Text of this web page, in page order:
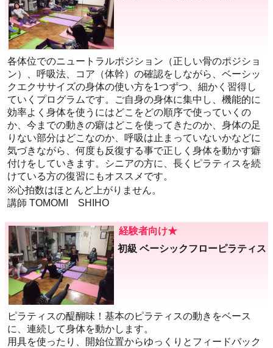
各体位でのニュートラルポジション（正しい骨のポジショ
ン）、呼吸法、コア（体幹）の確認をしながら、ベーシッ
クエクササイズの身体の使い方を1つずつ、細かく習得し
ていくプログラムです。ご自身の身体に集中し、機能的に
効率よく身体を使うにはどこをどの順序で使っていくの
か、今までの動きの癖はどこを使ってきたのか、身体の足
りない部分はどこなのか、呼吸は止まっていないかなどに
気づきながら、何度も反復する事で正しく身体を動かす癖
付けをしていきます。シニアの方に、長くピラティスを続
けている方の復習にもオススメです。
※心拍数はほとんど上がりません。
講師 TOMOMI SHIHO
経験者向け★
初級 ベーシックフローピラティス
ピラティスの醍醐味！基本のピラティスの動きをベース
に、連続して身体を動かします。
用具を使ったり、開始位置からゆっくりとフィードバック